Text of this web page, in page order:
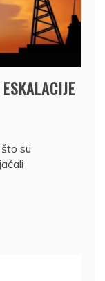
su